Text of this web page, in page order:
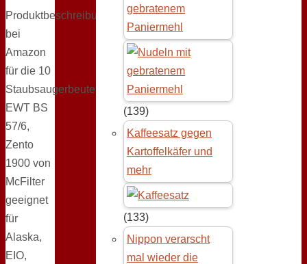
Produktbeschreibun
bei
Amazon
für die 10
Staubsaugerbeutel
EWT BS
57/6,
Zento
1900 von
McFilter
geeignet
für
Alaska,
EIO,
gebratenem
Paniermehl
(139)
Kaffeesatz gegen
Kartoffelkäfer und
mehr
(133)
Nippon verarscht
mal wieder die